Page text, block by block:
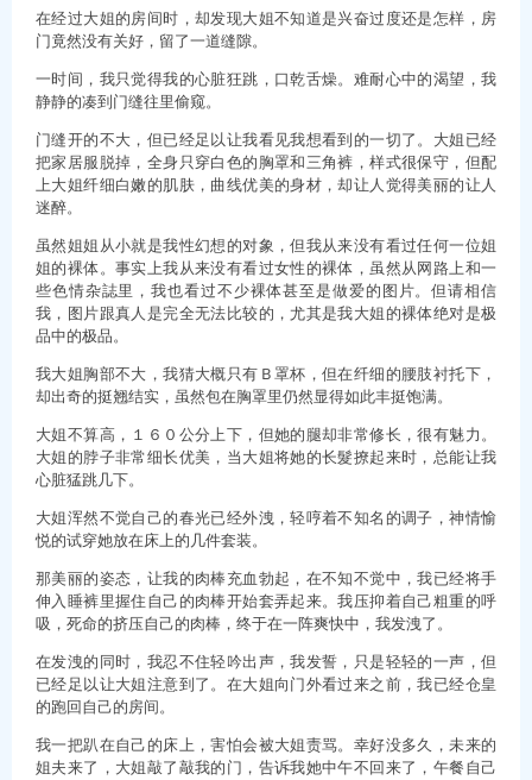
在经过大姐的房间时，却发现大姐不知道是兴奋过度还是怎样，房
门竟然没有关好，留了一道缝隙。
一时间，我只觉得我的心脏狂跳，口乾舌燥。难耐心中的渴望，我
静静的凑到门缝往里偷窥。
门缝开的不大，但已经足以让我看见我想看到的一切了。大姐已经
把家居服脱掉，全身只穿白色的胸罩和三角裤，样式很保守，但配
上大姐纤细白嫩的肌肤，曲线优美的身材，却让人觉得美丽的让人
迷醉。
虽然姐姐从小就是我性幻想的对象，但我从来没有看过任何一位姐
姐的裸体。事实上我从来没有看过女性的裸体，虽然从网路上和一
些色情杂誌里，我也看过不少裸体甚至是做爱的图片。但请相信
我，图片跟真人是完全无法比较的，尤其是我大姐的裸体绝对是极
品中的极品。
我大姐胸部不大，我猜大概只有Ｂ罩杯，但在纤细的腰肢衬托下，
却出奇的挺翘结实，虽然包在胸罩里仍然显得如此丰挺饱满。
大姐不算高，１６０公分上下，但她的腿却非常修长，很有魅力。
大姐的脖子非常细长优美，当大姐将她的长髮撩起来时，总能让我
心脏猛跳几下。
大姐浑然不觉自己的春光已经外洩，轻哼着不知名的调子，神情愉
悦的试穿她放在床上的几件套装。
那美丽的姿态，让我的肉棒充血勃起，在不知不觉中，我已经将手
伸入睡裤里握住自己的肉棒开始套弄起来。我压抑着自己粗重的呼
吸，死命的挤压自己的肉棒，终于在一阵爽快中，我发洩了。
在发洩的同时，我忍不住轻吟出声，我发誓，只是轻轻的一声，但
已经足以让大姐注意到了。在大姐向门外看过来之前，我已经仓皇
的跑回自己的房间。
我一把趴在自己的床上，害怕会被大姐责骂。幸好没多久，未来的
姐夫来了，大姐敲了敲我的门，告诉我她中午不回来了，午餐自己